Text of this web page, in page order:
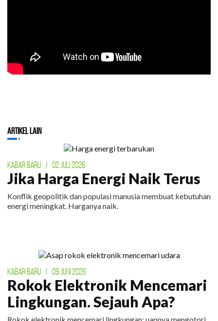
Artikel Lain
KABAR BARU 02 JULI 2026
Jika Harga Energi Naik Terus
Konflik geopolitik dan populasi manusia membuat kebutuhan
energi meningkat. Harganya naik.
KABAR BARU 09 JUNI 2026
Rokok Elektronik Mencemari
Lingkungan. Sejauh Apa?